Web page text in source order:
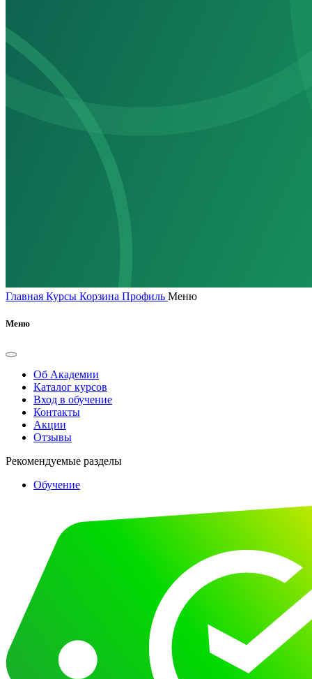
Главная Курсы Корзина Профиль Меню
Меню
Об Академии
Каталог курсов
Вход в обучение
Контакты
Акции
Отзывы
Рекомендуемые разделы
Обучение